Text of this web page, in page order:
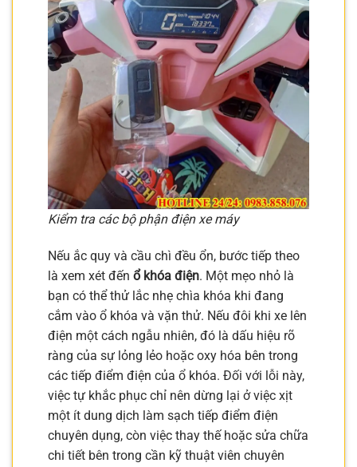
Kiểm tra các bộ phận điện xe máy
Nếu ắc quy và cầu chì đều ổn, bước tiếp theo
là xem xét đến ổ khóa điện. Một mẹo nhỏ là
bạn có thể thử lắc nhẹ chìa khóa khi đang
cắm vào ổ khóa và vặn thử. Nếu đôi khi xe lên
điện một cách ngẫu nhiên, đó là dấu hiệu rõ
ràng của sự lỏng lẻo hoặc oxy hóa bên trong
các tiếp điểm điện của ổ khóa. Đối với lỗi này,
việc tự khắc phục chỉ nên dừng lại ở việc xịt
một ít dung dịch làm sạch tiếp điểm điện
chuyên dụng, còn việc thay thế hoặc sửa chữa
chi tiết bên trong cần kỹ thuật viên chuyên